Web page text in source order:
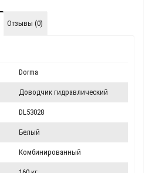
Отзывы (0)
Dorma
Доводчик гидравлический
DL53028
Белый
Комбинированный